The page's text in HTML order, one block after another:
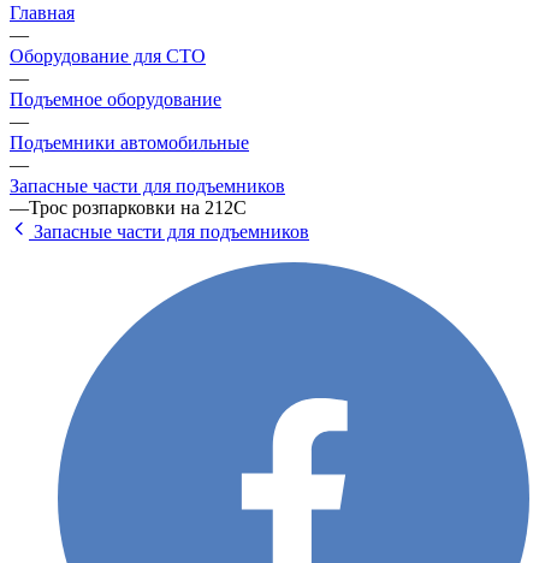
Главная
—
Оборудование для СТО
—
Подъемное оборудование
—
Подъемники автомобильные
—
Запасные части для подъемников
—Трос розпарковки на 212С
Запасные части для подъемников